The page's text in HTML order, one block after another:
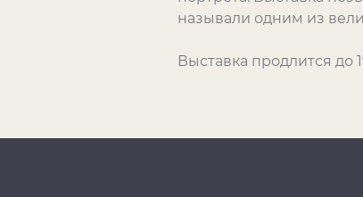
называли одним из
Выставка продлится до